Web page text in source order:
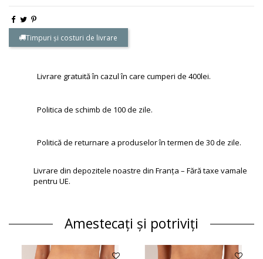
Timpuri și costuri de livrare
Livrare gratuită în cazul în care cumperi de 400lei.
Politica de schimb de 100 de zile.
Politică de returnare a produselor în termen de 30 de zile.
Livrare din depozitele noastre din Franța – Fără taxe vamale
pentru UE.
Amestecați și potriviți